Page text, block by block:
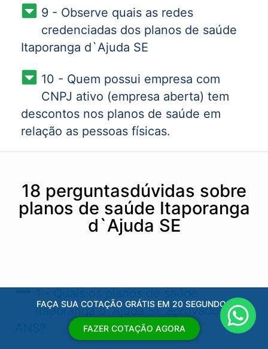
9 - Observe quais as redes
credenciadas dos planos de saúde
Itaporanga d`Ajuda SE
10 - Quem possui empresa com
CNPJ ativo (empresa aberta) tem
descontos nos planos de saúde em
relação as pessoas físicas.
18 perguntasdúvidas sobre
planos de saúde Itaporanga
d`Ajuda SE
Itaporanga d`Ajuda SE​ aprovados pela
FAÇA SUA COTAÇÃO GRÁTIS EM 20 SEGUNDOS
FAZER COTAÇÃO AGORA